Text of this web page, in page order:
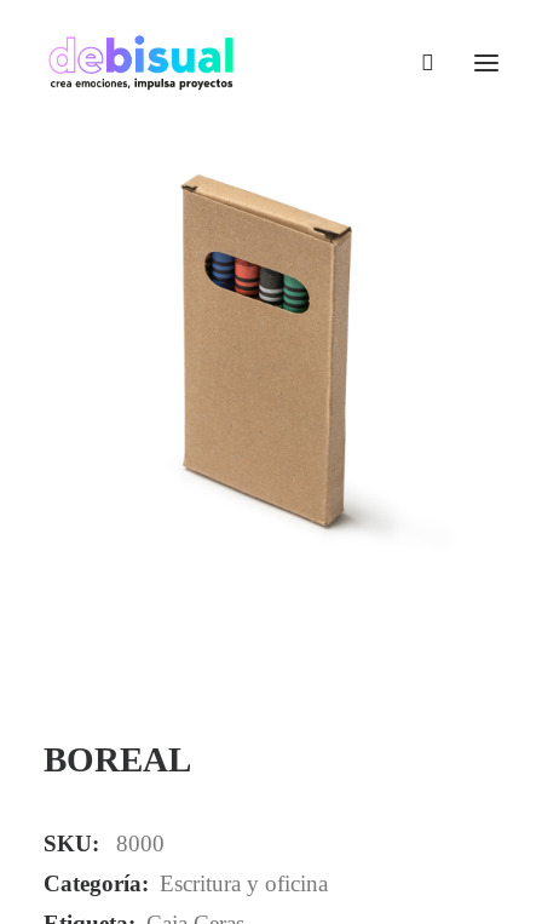
BOREAL
SKU:
8000
Categoría: Escritura y oficina